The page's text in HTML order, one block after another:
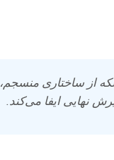
از ساختاری منسجم،
نهایی ایفا می‌کند.